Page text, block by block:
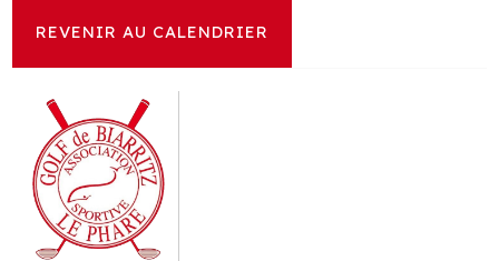
REVENIR AU CALENDRIER